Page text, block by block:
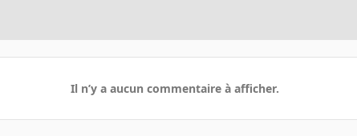
Il n’y a aucun commentaire à afficher.